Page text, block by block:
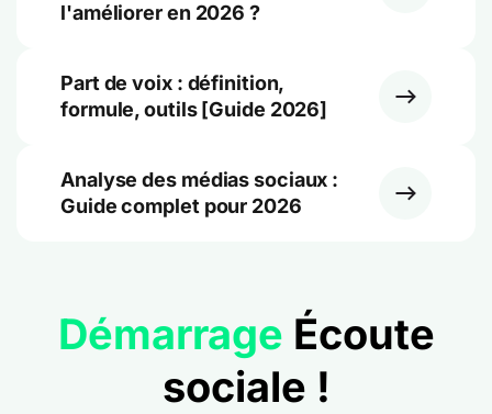
l'améliorer en 2026 ?
Part de voix : définition,
formule, outils [Guide 2026]
Analyse des médias sociaux :
Guide complet pour 2026
Démarrage Écoute
sociale !